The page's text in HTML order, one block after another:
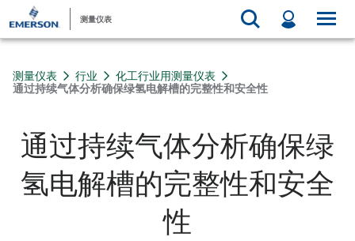
测量仪表
测量仪表 行业
化工行业用测量仪表
通过持续气体分析确保绿氢电解槽的完整性和安全性
通过持续气体分析确保绿
氢电解槽的完整性和安全
性